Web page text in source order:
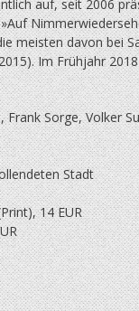
auf, seit 2006
meisten davon bei
Im Frühjahr
Frank Sorge, Volker
Stadt
14 EUR